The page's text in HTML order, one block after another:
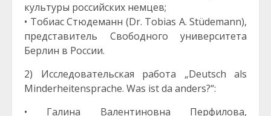
культуры российских немцев;
• Тобиас Стюдеманн (Dr. Tobias A. Stüdemann),
представитель Свободного университета
Берлин в России.
2) Исследовательская работа „Deutsch als
Minderheitensprache. Was ist da anders?“:
• Галина Валентиновна Перфилова,